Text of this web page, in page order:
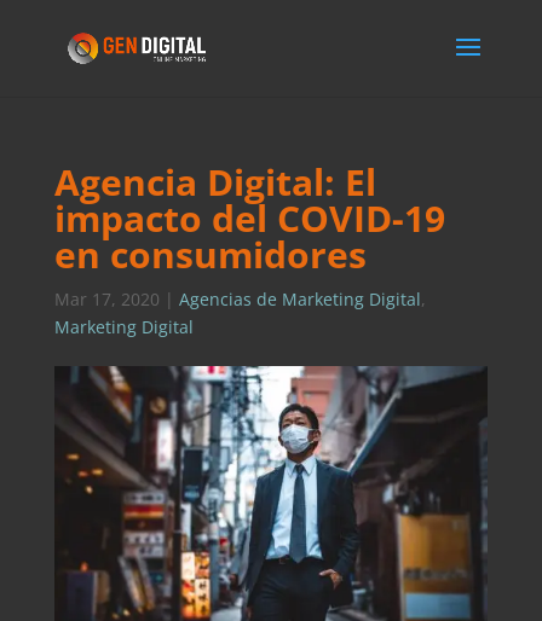
Agencia Digital: El
impacto del COVID-19
en consumidores
Mar 17, 2020 | Agencias de Marketing Digital,
Marketing Digital